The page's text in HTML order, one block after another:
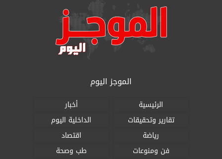
الموجز اليوم
الرئيسية
أخبار
تقارير وتحقيقات
الداخلية اليوم
رياضة
اقتصاد
فن ومنوعات
طب وصحة